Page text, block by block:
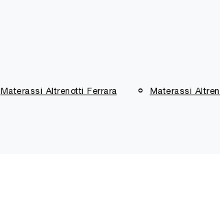
Materassi Altrenotti Ferrara Materassi